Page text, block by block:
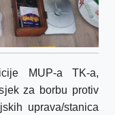
MUP-a TK-a,
za borbu protiv
uprava/stanica